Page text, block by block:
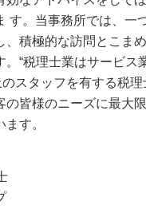
す。当事務所では、一
、積極的な訪問とこまめ
“税理士業はサービス
スタッフを有する税理
の皆様のニーズに最大限
す。